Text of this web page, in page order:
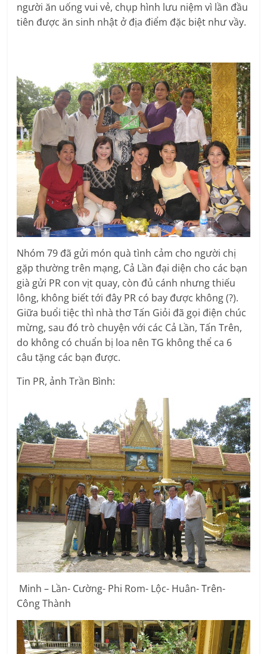
người ăn uống vui vẻ, chụp hình lưu niệm vì lần đầu
tiên được ăn sinh nhật ở địa điểm đặc biệt như vầy.
Nhóm 79 đã gửi món quà tình cảm cho người chị
gặp thường trên mạng, Cả Lần đại diện cho các bạn
già gửi PR con vịt quay, còn đủ cánh nhưng thiếu
lông, không biết tới đây PR có bay được không (?).
Giữa buổi tiệc thì nhà thơ Tấn Giỏi đã gọi điện chúc
mừng, sau đó trò chuyện với các Cả Lần, Tấn Trên,
do không có chuẩn bị loa nên TG không thể ca 6
câu tặng các bạn được.
Tin PR, ảnh Trần Bình:
Minh – Lần- Cường- Phi Rom- Lộc- Huân- Trên-
Công Thành